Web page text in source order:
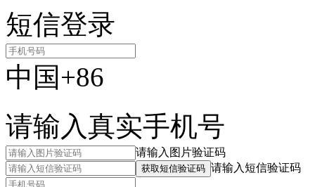
短信登录
中国+86
请输入真实手机号
请输入图片验证码
获取短信验证码 请输入短信验证码